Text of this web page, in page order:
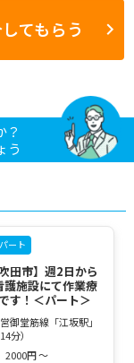
てもらう
？
う
パート
田市】週2日から
施設にて作業療
す！＜パート＞
御堂筋線「江坂駅」
分）
2000円 ～